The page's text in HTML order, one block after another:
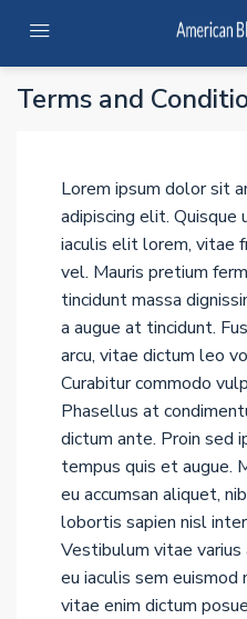
HOME
PROJECTS
PROJECTS MAP
CONTRACTOR NETWORK
ABOUT
CONTACT
GET A QUOTE
Terms and
Lorem ipsum dolor sit
adipiscing elit. Quisque
iaculis elit lorem, vitae
vel. Mauris pretium
tincidunt massa
a augue at tincidunt.
arcu, vitae dictum leo
Curabitur commodo
Phasellus at
dictum ante. Proin sed
tempus quis et augue.
eu accumsan aliquet,
lobortis sapien nisl
Vestibulum vitae
eu iaculis sem
vitae enim dictum